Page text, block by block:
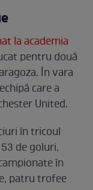
la academia
pentru două
În vara
care a
United.
în tricoul
de goluri.
în
patru trofee